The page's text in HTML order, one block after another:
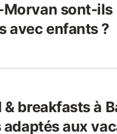
Morvan sont-ils
avec enfants ?
& breakfasts à
aux